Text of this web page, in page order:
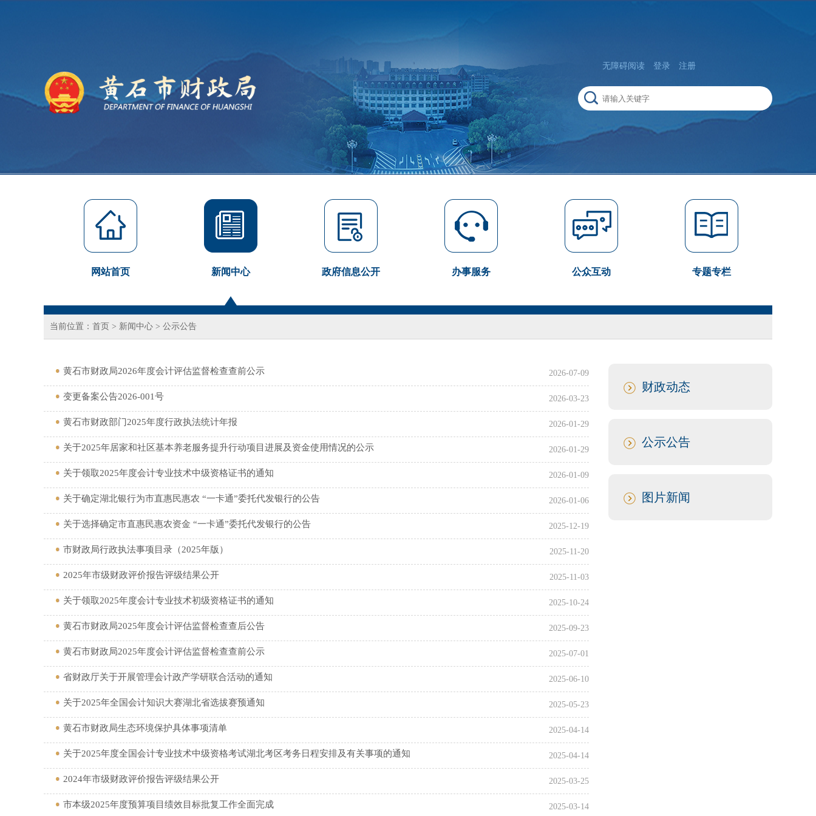
无障碍阅读 登录 注册
网站首页 新闻中心 政府信息公开 办事服务 公众互动 专题专栏
当前位置： 首页 > 新闻中心 > 公示公告
财政动态
公示公告
图片新闻
2026-07-09
黄石市财政局2026年度会计评估监督检查查前公示
2026-03-23
变更备案公告2026-001号
2026-01-29
黄石市财政部门2025年度行政执法统计年报
2026-01-29
关于2025年居家和社区基本养老服务提升行动项目进展及资金使用情况的公示
2026-01-09
关于领取2025年度会计专业技术中级资格证书的通知
2026-01-06
关于确定湖北银行为市直惠民惠农 “一卡通”委托代发银行的公告
2025-12-19
关于选择确定市直惠民惠农资金 “一卡通”委托代发银行的公告
2025-11-20
市财政局行政执法事项目录（2025年版）
2025-11-03
2025年市级财政评价报告评级结果公开
2025-10-24
关于领取2025年度会计专业技术初级资格证书的通知
2025-09-23
黄石市财政局2025年度会计评估监督检查查后公告
2025-07-01
黄石市财政局2025年度会计评估监督检查查前公示
2025-06-10
省财政厅关于开展管理会计政产学研联合活动的通知
2025-05-23
关于2025年全国会计知识大赛湖北省选拔赛预通知
2025-04-14
黄石市财政局生态环境保护具体事项清单
2025-04-14
关于2025年度全国会计专业技术中级资格考试湖北考区考务日程安排及有关事项的通知
2025-03-25
2024年市级财政评价报告评级结果公开
2025-03-14
市本级2025年度预算项目绩效目标批复工作全面完成